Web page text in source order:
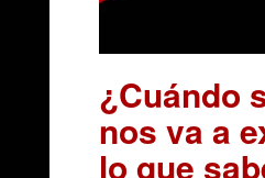
¿Cuándo
nos va a
lo que